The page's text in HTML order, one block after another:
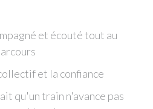
et écouté tout au
et la confiance
qu'un train n'avance pas